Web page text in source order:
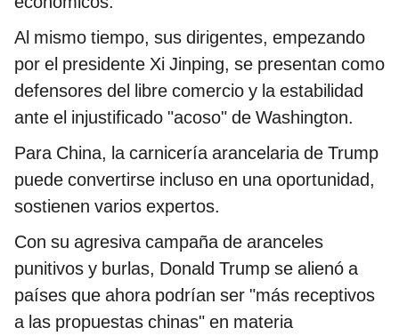
Al mismo tiempo, sus dirigentes, empezando
por el presidente Xi Jinping, se presentan como
defensores del libre comercio y la estabilidad
ante el injustificado "acoso" de Washington.
Para China, la carnicería arancelaria de Trump
puede convertirse incluso en una oportunidad,
sostienen varios expertos.
Con su agresiva campaña de aranceles
punitivos y burlas, Donald Trump se alienó a
países que ahora podrían ser "más receptivos
a las propuestas chinas" en materia